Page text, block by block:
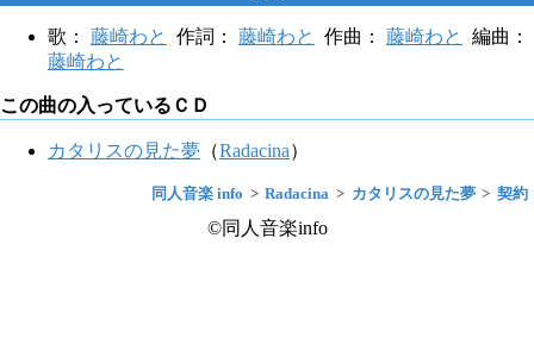
歌： 藤崎わと 作詞： 藤崎わと 作曲： 藤崎わと
編曲：
藤崎わと
この曲の入っているＣＤ
カタリスの見た夢 （Radacina）
同人音楽 info Radacina カタリスの見た夢 契約
©同人音楽info